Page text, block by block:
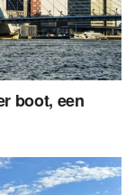
boot, een